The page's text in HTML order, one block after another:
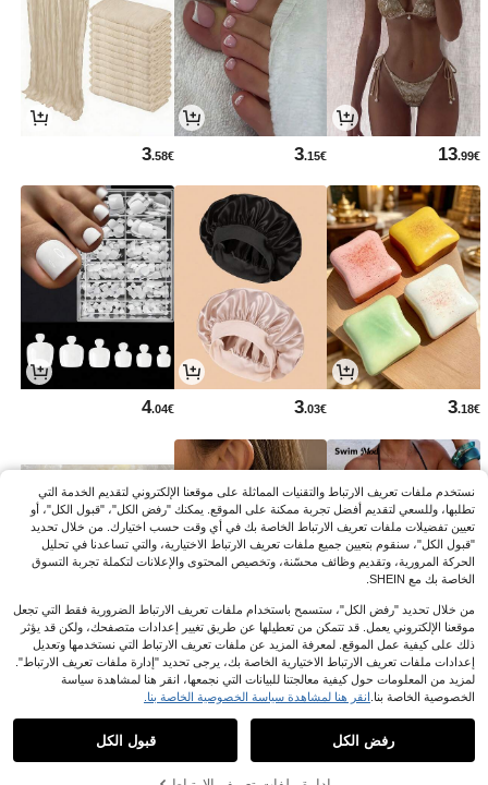
13.99€
3.15€
3.58€
3.18€
3.03€
4.04€
12.49€
4.62€
5.62€
نستخدم ملفات تعريف الارتباط والتقنيات المماثلة على موقعنا الإلكتروني لتقديم الخدمة التي
تطلبها، وللسعي لتقديم أفضل تجربة ممكنة على الموقع. يمكنك "رفض الكل"، "قبول الكل"، أو
تعيين تفضيلات ملفات تعريف الارتباط الخاصة بك في أي وقت حسب اختيارك. من خلال تحديد
"قبول الكل"، سنقوم بتعيين جميع ملفات تعريف الارتباط الاختيارية، والتي تساعدنا في تحليل
الحركة المرورية، وتقديم وظائف محسّنة، وتخصيص المحتوى والإعلانات لتكملة تجربة التسوق
الخاصة بك مع SHEIN.
من خلال تحديد "رفض الكل"، ستسمح باستخدام ملفات تعريف الارتباط الضرورية فقط التي تجعل
موقعنا الإلكتروني يعمل. قد تتمكن من تعطيلها عن طريق تغيير إعدادات متصفحك، ولكن قد يؤثر
ذلك على كيفية عمل الموقع. لمعرفة المزيد عن ملفات تعريف الارتباط التي نستخدمها وتعديل
إعدادات ملفات تعريف الارتباط الاختيارية الخاصة بك، يرجى تحديد "إدارة ملفات تعريف الارتباط".
لمزيد من المعلومات حول كيفية معالجتنا للبيانات التي نجمعها، انقر هنا لمشاهدة سياسة
الخصوصية الخاصة بنا. انقر هنا لمشاهدة سياسة الخصوصية الخاصة بنا.
رفض الكل قبول الكل